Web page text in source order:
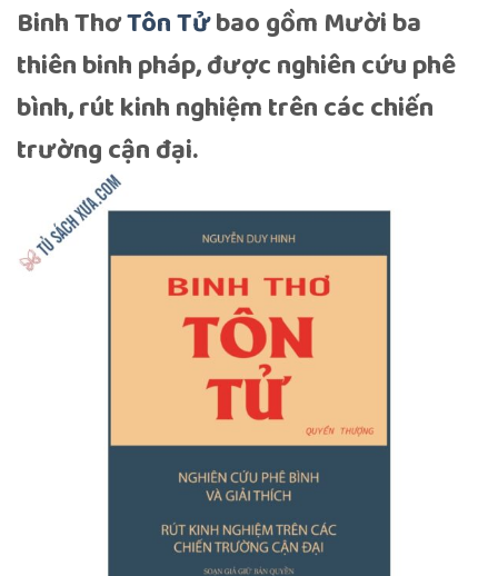
Binh ThơTôn Tửbao gồm Mười ba
thiên binh pháp, được nghiên cứu phê
bình, rút kinh nghiệm trên các chiến
trường cận đại.